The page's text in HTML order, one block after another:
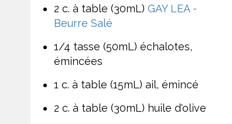
2 c. à table (30mL) GAY LEA -
Beurre Salé
1/4 tasse (50mL) échalotes,
émincées
1 c. à table (15mL) ail, émincé
2 c. à table (30mL) huile d'olive